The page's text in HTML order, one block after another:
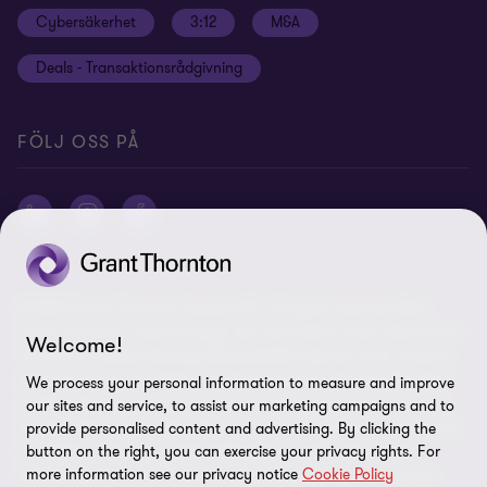
Press
Grant Thornton International Ltd
Cybersäkerhet 3:12 M&A
Deals - Transaktionsrådgivning
FÖLJ OSS PÅ
Grant Thornton avses antingen det varumärke under vilket Grant
Thorntons medlemsföretag tillhandahåller tjänster inom revision,
ekonomi, skatt och rådgivning till sina kunder, eller ett eller flera
medlemsföretag, beroende på sammanhanget. Grant Thornton
Sweden AB är ett medlemsföretag i Grant Thornton International
Ltd (GTIL). GTIL och medlemsföretagen utgör inget globalt
partnerskap. GTIL och varje medlemsföretag utgör en separat
Welcome!
We process your personal information to measure and improve
our sites and service, to assist our marketing campaigns and to
provide personalised content and advertising. By clicking the
button on the right, you can exercise your privacy rights. For
more information see our privacy notice Cookie Policy